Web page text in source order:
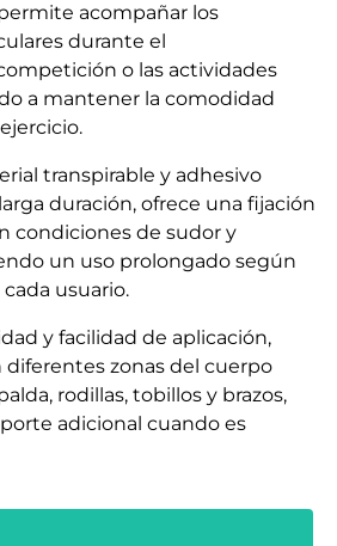
acompañar los
durante el
o las actividades
a mantener la comodidad
transpirable y adhesivo
duración, ofrece una fijación
condiciones de sudor y
un uso prolongado según
usuario.
y facilidad de aplicación,
zonas del cuerpo
rodillas, tobillos y brazos,
adicional cuando es